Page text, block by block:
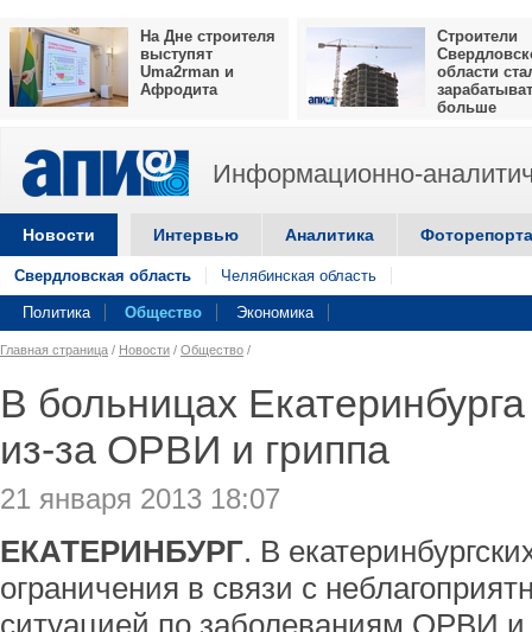
На Дне строителя
выступят
Uma2rman и
Афродита
Строители
области
больше
Информационно-
Новости Интервью Аналитика
Свердловская область Челябинская область
Политика Общество Экономика
Главная страница / Новости / Общество /
В больницах
из-за ОРВИ и гриппа
21 января 2013 18:07
ЕКАТЕРИНБУРГ. В
ограничения в связи с
ситуацией по заболеваниям ОРВИ